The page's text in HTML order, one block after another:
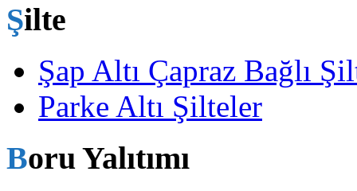
Şilte
Şap Altı Çapraz Bağlı
Parke Altı Şilteler
Boru Yalıtımı